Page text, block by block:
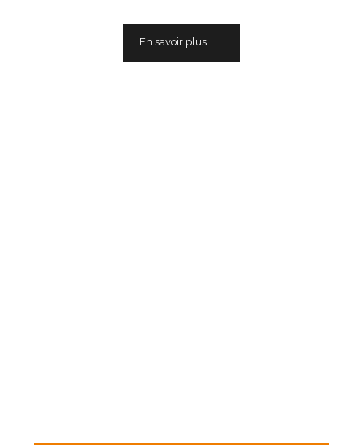
En savoir plus